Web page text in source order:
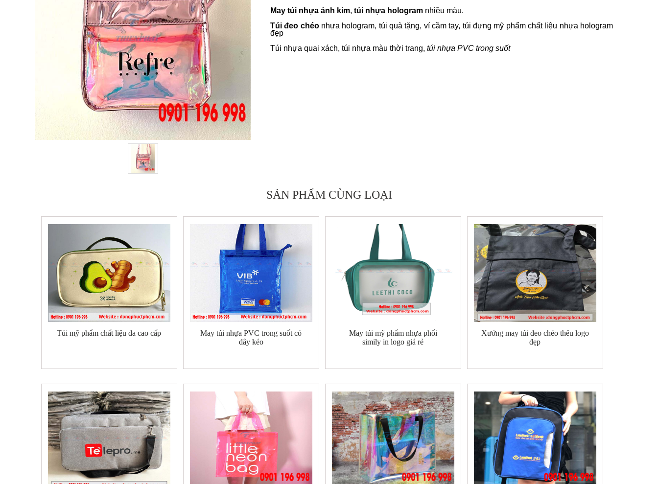
May túi nhựa ánh kim, túi nhựa hologram nhiều màu.
Túi đeo chéonhựa hologram, túi quà tặng, ví cầm tay, túi đựng mỹ phẩm chất liệu nhựa hologram
đẹp
Túi nhựa quai xách, túi nhựa màu thời trang, túi nhựa PVC trong suốt
SẢN PHẨM CÙNG LOẠI
Túi mỹ phẩm chất liệu da cao cấp
May túi nhựa PVC trong suốt có
dây kéo
May túi mỹ phẩm nhựa phối
simily in logo giá rẻ
Xưởng may túi đeo chéo thêu logo
đẹp